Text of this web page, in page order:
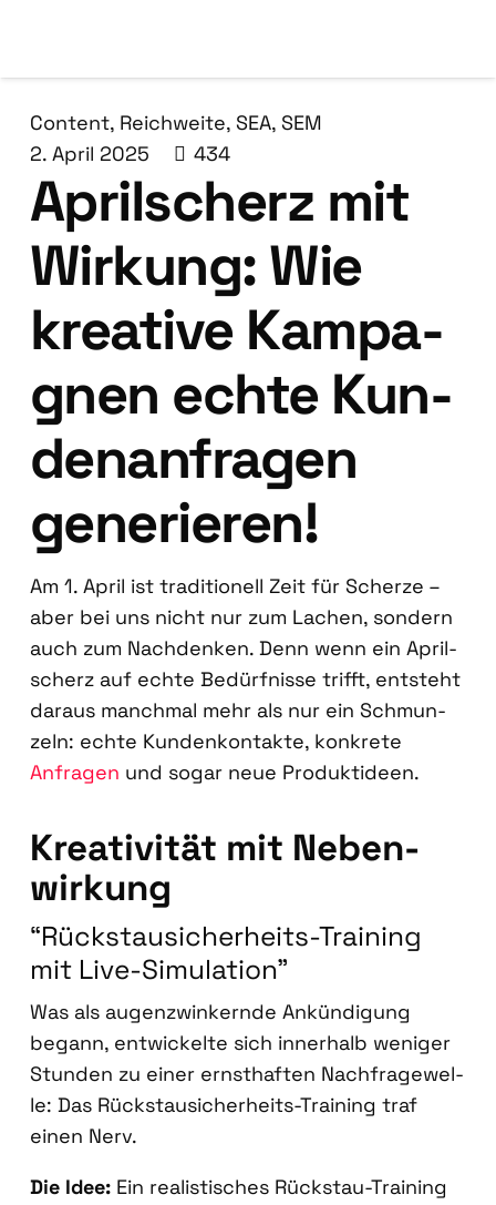
Content, Reichweite, SEA, SEM
2. April 2025
434
April­scherz mit
Wir­kung: Wie
krea­ti­ve Kam­pa­
gnen ech­te Kun­
den­an­fra­gen
gene­rie­ren!
Am 1. April ist tra­di­tio­nell Zeit für Scher­ze –
aber bei uns nicht nur zum Lachen, son­dern
auch zum Nach­den­ken. Denn wenn ein April­
scherz auf ech­te Bedürf­nis­se trifft, ent­steht
dar­aus manch­mal mehr als nur ein Schmun­
zeln: ech­te Kun­den­kon­tak­te, kon­kre­te
Anfra­gen und sogar neue Pro­dukt­ideen.
Krea­ti­vi­tät mit Neben­
wir­kung
“Rück­stau­si­cher­heits-Trai­ning
mit Live-Simu­la­ti­on”
Was als augen­zwin­kern­de Ankün­di­gung
begann, ent­wi­ckel­te sich inner­halb weni­ger
Stun­den zu einer ernst­haf­ten Nach­fra­ge­wel­
le: Das Rück­stau­si­cher­heits-Trai­ning traf
einen Nerv.
Die Idee: Ein rea­lis­ti­sches Rück­stau-Trai­ning